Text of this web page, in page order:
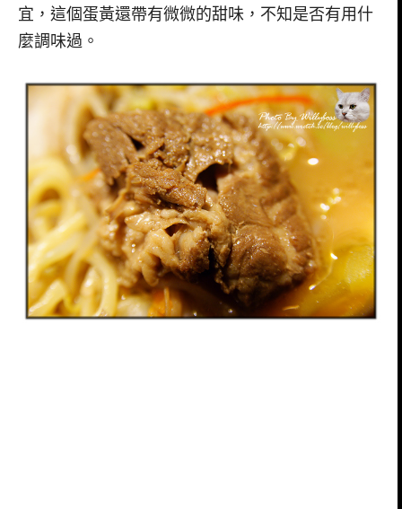
宜，這個蛋黃還帶有微微的甜味，不知是否有用什
麼調味過。